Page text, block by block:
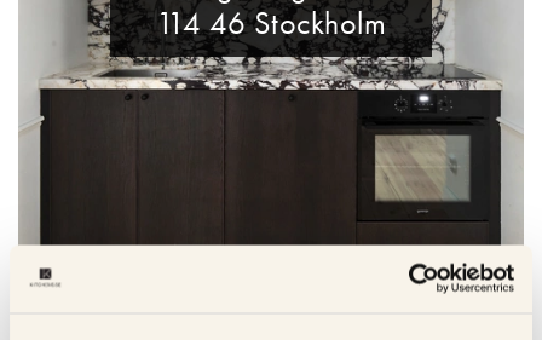
Matberedare & Mixer
Vattenkokare
114 46 Stockholm